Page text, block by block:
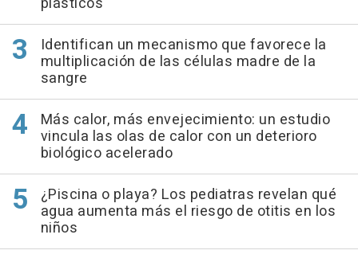
Identifican un mecanismo que favorece la
multiplicación de las células madre de la
sangre
Más calor, más envejecimiento: un estudio
vincula las olas de calor con un deterioro
biológico acelerado
¿Piscina o playa? Los pediatras revelan qué
agua aumenta más el riesgo de otitis en los
niños